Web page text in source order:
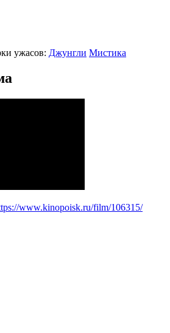
ужасов: Джунгли Мистика
www.kinopoisk.ru/film/106315/